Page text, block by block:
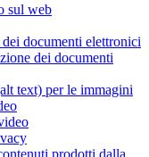
sul web
documenti elettronici
dei documenti
text) per le immagini
prodotti dalla